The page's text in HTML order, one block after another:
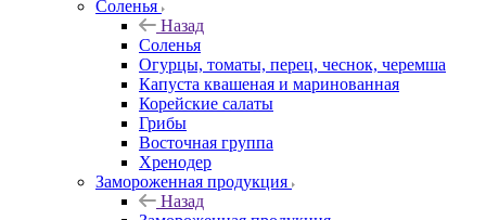
Соленья
Назад
Соленья
Огурцы, томаты, перец, чеснок, черемша
Капуста квашеная и маринованная
Корейские салаты
Грибы
Восточная группа
Хренодер
Замороженная продукция
Назад